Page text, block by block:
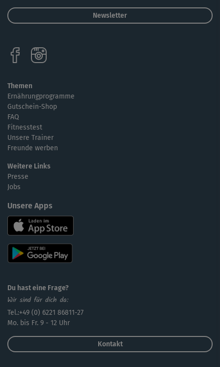
Newsletter
Themen
Ernährungprogramme
Gutschein-Shop
FAQ
Fitnesstest
Unsere Trainer
Freunde werben
Weitere Links
Presse
Jobs
Unsere Apps
Du hast eine Frage?
Wir sind für dich da:
Tel.:+49 (0) 6221 86811-27
Mo. bis Fr. 9 - 12 Uhr
Kontakt